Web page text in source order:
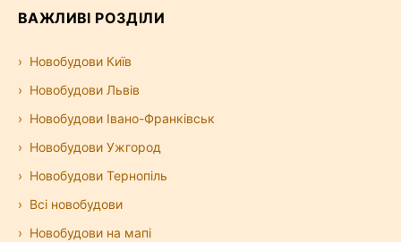
ВАЖЛИВІ РОЗДІЛИ
Новобудови Київ
Новобудови Львів
Новобудови Івано-Франківськ
Новобудови Ужгород
Новобудови Тернопіль
Всі новобудови
Новобудови на мапі